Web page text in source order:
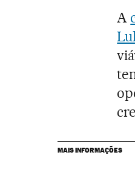
A
MAIS INFORMAÇÕES